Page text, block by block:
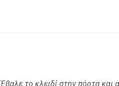
Έβαλε το κλειδί στην πόρτα και